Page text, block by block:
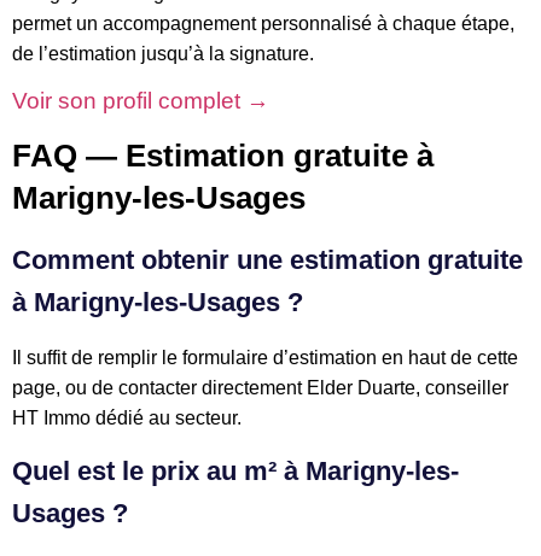
permet un accompagnement personnalisé à chaque étape,
de l’estimation jusqu’à la signature.
Voir son profil complet →
FAQ — Estimation gratuite à
Marigny-les-Usages
Comment obtenir une estimation gratuite
à Marigny-les-Usages ?
Il suffit de remplir le formulaire d’estimation en haut de cette
page, ou de contacter directement Elder Duarte, conseiller
HT Immo dédié au secteur.
Quel est le prix au m² à Marigny-les-
Usages ?